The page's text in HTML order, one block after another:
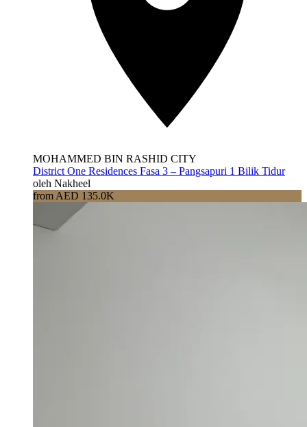
MOHAMMED BIN RASHID CITY
District One Residences Fasa 3 – Pangsapuri 1 Bilik Tidur
oleh Nakheel
from AED 135.0K